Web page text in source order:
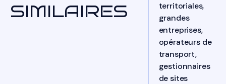
SIMILAIRES
territoriales,
grandes
entreprises,
opérateurs de
transport,
gestionnaires
de sites